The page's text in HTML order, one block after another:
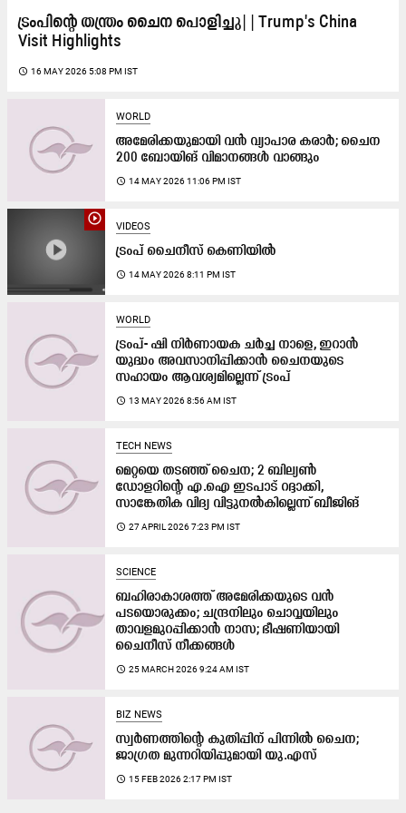
ട്രംപിന്റെ തന്ത്രം ചൈന പൊളിച്ചു| | Trump's China
Visit Highlights
access_time 16 MAY 2026 5:08 PM IST
WORLD
അമേരിക്കയുമായി വൻ വ്യാപാര കരാർ; ചൈന
200 ബോയിങ് വിമാനങ്ങൾ വാങ്ങും
access_time 14 MAY 2026 11:06 PM IST
play_circle_outline
VIDEOS
ട്രംപ് ചൈനീസ് കെണിയിൽ
access_time 14 MAY 2026 8:11 PM IST
WORLD
ട്രംപ്- ഷി നിർണായക ചർച്ച നാളെ, ഇറാൻ
യുദ്ധം അവസാനിപ്പിക്കാൻ ചൈനയുടെ
സഹായം ആവശ്യമില്ലെന്ന് ട്രംപ്
access_time 13 MAY 2026 8:56 AM IST
TECH NEWS
മെറ്റയെ തടഞ്ഞ് ചൈന; 2 ബില്യൺ
ഡോളറിന്റെ എ.ഐ ഇടപാട് റദ്ദാക്കി,
സാങ്കേതിക വിദ്യ വിട്ടുനൽകില്ലെന്ന് ബീജിങ്
access_time 27 APRIL 2026 7:23 PM IST
SCIENCE
ബഹിരാകാശത്ത് അമേരിക്കയുടെ വൻ
പടയൊരുക്കം; ചന്ദ്രനിലും ചൊവ്വയിലും
താവളമുറപ്പിക്കാൻ നാസ; ഭീഷണിയായി
ചൈനീസ് നീക്കങ്ങൾ
access_time 25 MARCH 2026 9:24 AM IST
BIZ NEWS
സ്വർണത്തിന്റെ കുതിപ്പിന് പിന്നിൽ ചൈന;
ജാഗ്രത മുന്നറിയിപ്പുമായി യു.എസ്
access_time 15 FEB 2026 2:17 PM IST